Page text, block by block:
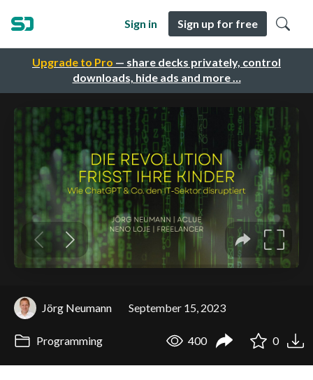
Upgrade to Pro — share decks privately, control
downloads, hide ads and more …
Sign in Sign up for free
Jörg Neumann September 15, 2023
Programming 400 0